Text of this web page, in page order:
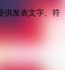
供发表文字、符